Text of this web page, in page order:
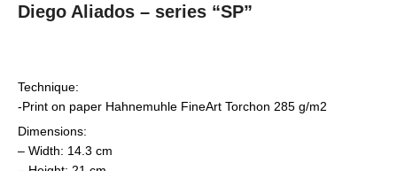
Diego Aliados – series “SP”
Technique:
-Print on paper Hahnemuhle FineArt Torchon 285 g/m2
Dimensions:
– Width: 14.3 cm